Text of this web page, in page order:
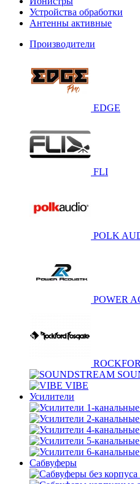
Устройства обработки
Антенны активные
Производители
EDGE
FLI
POLK
POWER
VIBE
Усилители
Сабвуферы